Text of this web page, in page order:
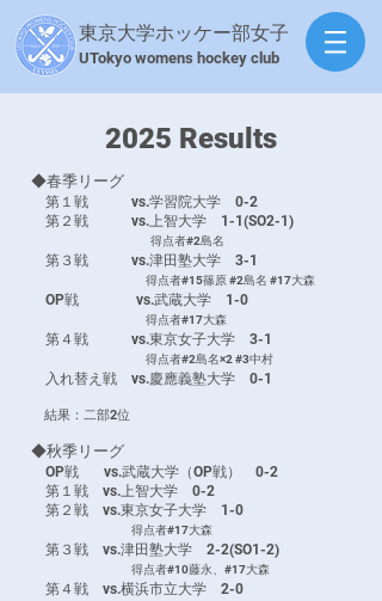
東京大学ホッケー部女子
​UTokyo womens hockey club
​2025 Results
◆春季リーグ
第１戦 vs.学習院大学 0-2
第２戦 vs.上智大学 1-1(SO2-1)
得点者#2島名
第３戦 vs.津田塾大学 3-1
得点者#15篠原 #2島名 #17大森
OP戦 vs.武蔵大学 1-0
得点者#17大森
第４戦 vs.東京女子大学 3-1
得点者#2島名×2 #3中村
入れ替え戦 vs.慶應義塾大学 0-1
結果：二部2位
◆秋季リーグ
OP戦 vs.武蔵大学（OP戦） 0-2
第１戦 vs.上智大学 0-2
第２戦 vs.東京女子大学 1-0
得点者#17大森
第３戦 vs.津田塾大学 2-2(SO1-2)
得点者#10藤永、#17大森
第４戦 vs.横浜市立大学 2-0